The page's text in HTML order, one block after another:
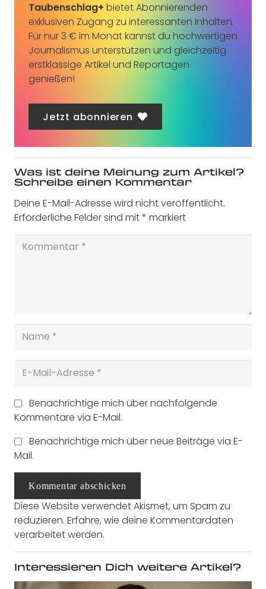
Taubenschlag+ bietet Abonnierenden
exklusiven Zugang zu interessanten Inhalten.
Für nur 3 € im Monat kannst du hochwertigen
Journalismus unterstützen und gleichzeitig
erstklassige Artikel und Reportagen
genießen!
Jetzt abonnieren
Was ist deine Meinung zum Artikel?
Schreibe einen Kommentar
Deine E-Mail-Adresse wird nicht veröffentlicht.
Erforderliche Felder sind mit* markiert
Benachrichtige mich über nachfolgende
Kommentare via E-Mail.
Benachrichtige mich über neue Beiträge via E-
Mail.
Kommentar abschicken
Diese Website verwendet Akismet, um Spam zu
reduzieren. Erfahre, wie deine Kommentardaten
verarbeitet werden.
Interessieren Dich weitere Artikel?